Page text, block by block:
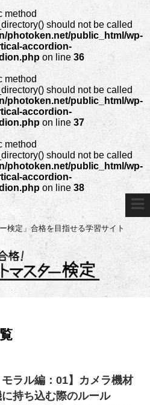
method
should not be called
photoken.net/public_html/wp-
accordion-
on line 36
method
should not be called
photoken.net/public_html/wp-
accordion-
on line 37
method
should not be called
photoken.net/public_html/wp-
accordion-
on line 38
検定」合格を目指せる学習サイト
モラル編：01】カメラ機材
持ち込む際のルール